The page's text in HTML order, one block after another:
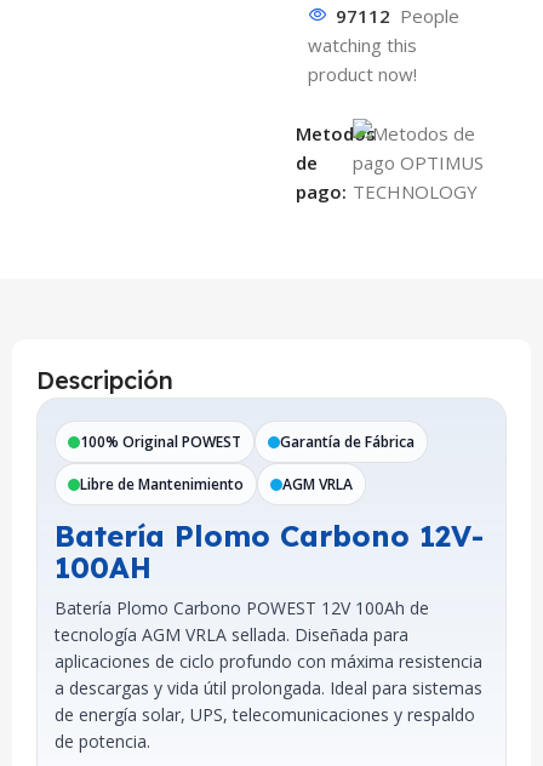
97112 People
watching this
product now!
Metodos
de
pago:
Descripción
100% Original POWEST Garantía de Fábrica
Libre de Mantenimiento AGM VRLA
Batería Plomo Carbono 12V-
100AH
Batería Plomo Carbono POWEST 12V 100Ah de
tecnología AGM VRLA sellada. Diseñada para
aplicaciones de ciclo profundo con máxima resistencia
a descargas y vida útil prolongada. Ideal para sistemas
de energía solar, UPS, telecomunicaciones y respaldo
de potencia.